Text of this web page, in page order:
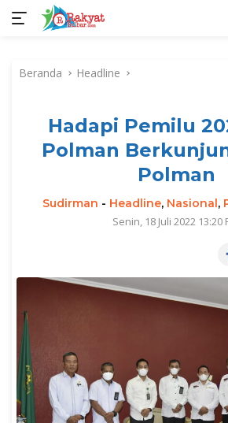
kontenBeranda Headline
Hadapi Pemilu
Polman
Polman
Sudirman - Headline, Nasional,
Senin, 18 Juli 2022 13:20